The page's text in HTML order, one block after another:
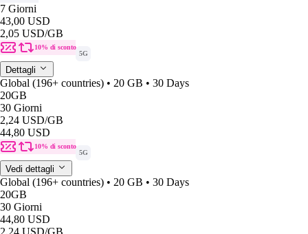
7 Giorni
43,00 USD
2,05 USD/GB
10% di sconto
5G
Dettagli
Global (196+ countries) • 20 GB • 30 Days
20GB
30 Giorni
2,24 USD/GB
44,80 USD
10% di sconto
5G
Vedi dettagli
Global (196+ countries) • 20 GB • 30 Days
20GB
30 Giorni
44,80 USD
2,24 USD/GB